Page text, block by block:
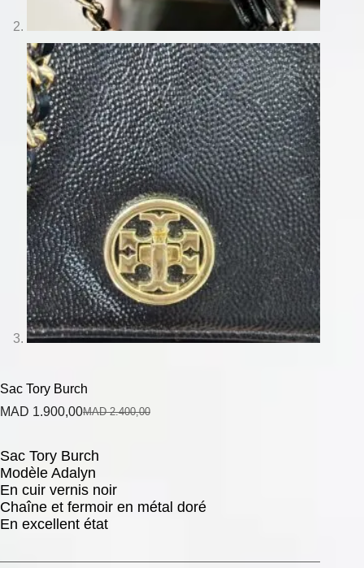
Sac Tory Burch
MAD2.400,00
MAD 1.900,00
Sac Tory Burch
Modèle Adalyn
En cuir vernis noir
Chaîne et fermoir en métal doré
En excellent état